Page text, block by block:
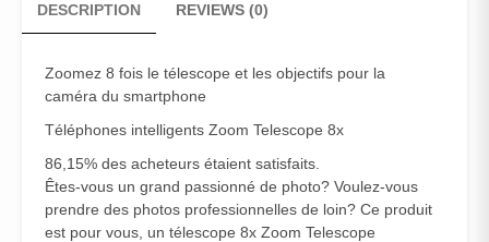
FOIS
quantity
DESCRIPTION REVIEWS (0)
Zoomez 8 fois le télescope et les objectifs pour la
caméra du smartphone
Téléphones intelligents Zoom Telescope 8x
86,15% des acheteurs étaient satisfaits.
Êtes-vous un grand passionné de photo? Voulez-vous
prendre des photos professionnelles de loin? Ce produit
est pour vous, un télescope 8x Zoom Telescope